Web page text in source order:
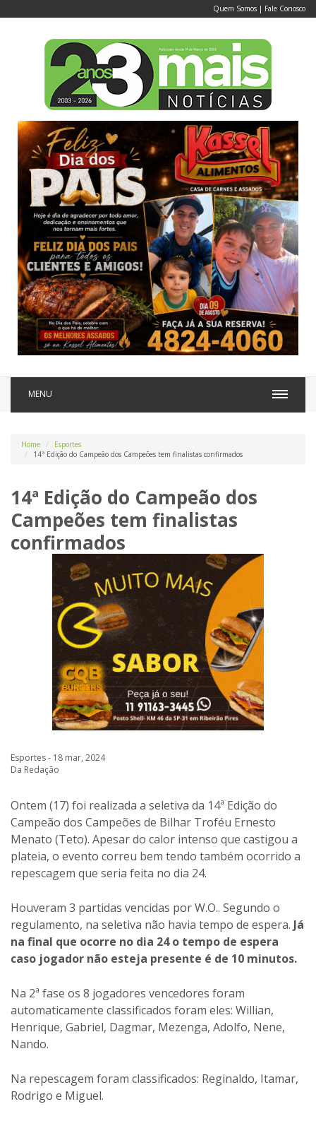
Quem Somos | Fale Conosco
MENU
Home
Esportes
14ª Edição do Campeão dos Campeões tem finalistas confirmados
14ª Edição do Campeão dos
Campeões tem finalistas
confirmados
Esportes - 18 mar, 2024
Da Redação
Ontem (17) foi realizada a seletiva da 14ª Edição do
Campeão dos Campeões de Bilhar Troféu Ernesto
Menato (Teto). Apesar do calor intenso que castigou a
plateia, o evento correu bem tendo também ocorrido a
repescagem que seria feita no dia 24.
Houveram 3 partidas vencidas por W.O.. Segundo o
regulamento, na seletiva não havia tempo de espera. Já
na final que ocorre no dia 24 o tempo de espera
caso jogador não esteja presente é de 10 minutos.
Na 2ª fase os 8 jogadores vencedores foram
automaticamente classificados foram eles: Willian,
Henrique, Gabriel, Dagmar, Mezenga, Adolfo, Nene,
Nando.
Na repescagem foram classificados: Reginaldo, Itamar,
Rodrigo e Miguel.